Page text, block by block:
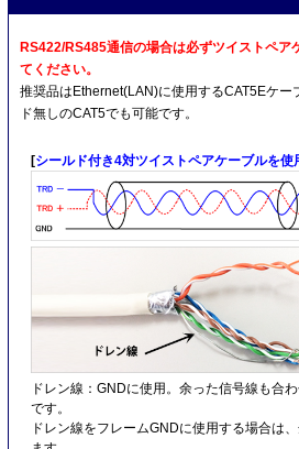
RS422/RS485通信の場合は必ずツイストペア
てください。
推奨品はEthernet(LAN)に使用するCAT5Eケー
ド無しのCAT5でも可能です。
[シールド付き4対ツイストペアケーブルを使
ドレン線：GNDに使用。余った信号線も合
です。
ドレン線をフレームGNDに使用する場合は